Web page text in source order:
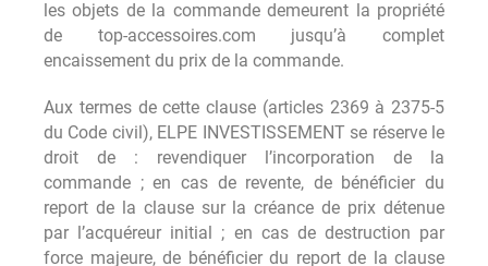
les objets de la commande demeurent la propriété
de top-accessoires.com jusqu’à complet
encaissement du prix de la commande.
Aux termes de cette clause (articles 2369 à 2375-5
du Code civil), ELPE INVESTISSEMENT se réserve le
droit de : revendiquer l’incorporation de la
commande ; en cas de revente, de bénéficier du
report de la clause sur la créance de prix détenue
par l’acquéreur initial ; en cas de destruction par
force majeure, de bénéficier du report de la clause